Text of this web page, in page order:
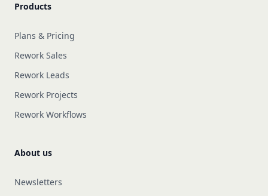
Products
Plans & Pricing
Rework Sales
Rework Leads
Rework Projects
Rework Workflows
About us
Newsletters